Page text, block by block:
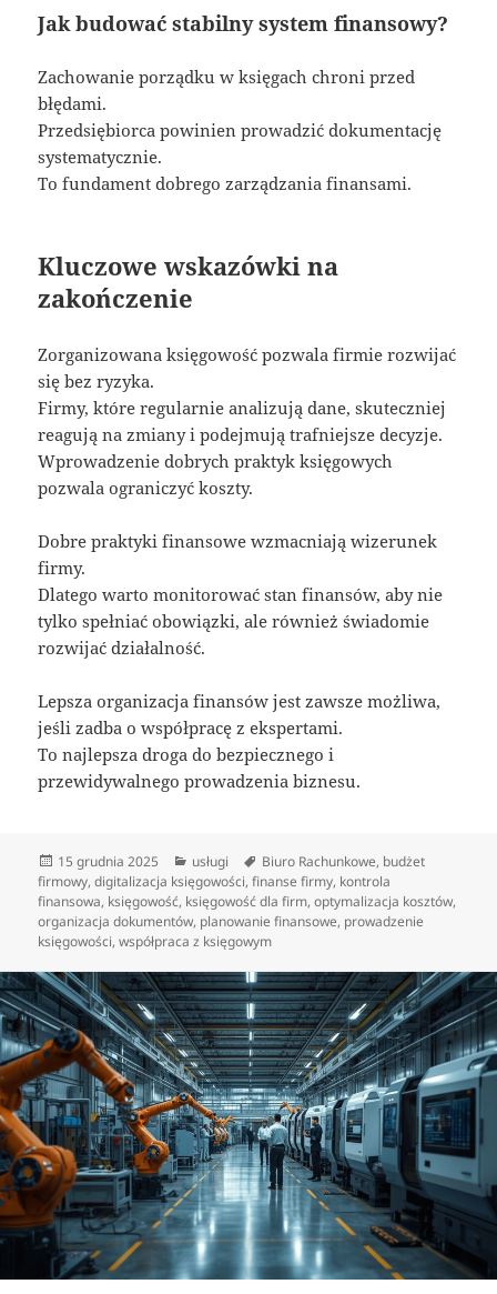
Jak budować stabilny system finansowy?
Zachowanie porządku w księgach chroni przed
błędami.
Przedsiębiorca powinien prowadzić dokumentację
systematycznie.
To fundament dobrego zarządzania finansami.
Kluczowe wskazówki na
zakończenie
Zorganizowana księgowość pozwala firmie rozwijać
się bez ryzyka.
Firmy, które regularnie analizują dane, skuteczniej
reagują na zmiany i podejmują trafniejsze decyzje.
Wprowadzenie dobrych praktyk księgowych
pozwala ograniczyć koszty.
Dobre praktyki finansowe wzmacniają wizerunek
firmy.
Dlatego warto monitorować stan finansów, aby nie
tylko spełniać obowiązki, ale również świadomie
rozwijać działalność.
Lepsza organizacja finansów jest zawsze możliwa,
jeśli zadba o współpracę z ekspertami.
To najlepsza droga do bezpiecznego i
przewidywalnego prowadzenia biznesu.
Data
publikacji
15 grudnia 2025 Kategorie
usługi Tagi
Biuro Rachunkowe, budżet
firmowy,digitalizacja księgowości,finanse firmy, kontrola
finansowa, księgowość, księgowość dla firm,optymalizacja kosztów,
organizacja dokumentów, planowanie finansowe, prowadzenie
księgowości,współpraca z księgowym